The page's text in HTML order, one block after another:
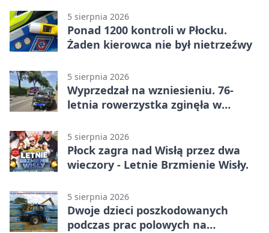
5 sierpnia 2026
Ponad 1200 kontroli w Płocku.
Żaden kierowca nie był nietrzeźwy
5 sierpnia 2026
Wyprzedzał na wzniesieniu. 76-
letnia rowerzystka zginęła w
5 sierpnia 2026
Płock zagra nad Wisłą przez dwa
wieczory - Letnie Brzmienie Wisły.
5 sierpnia 2026
Dwoje dzieci poszkodowanych
podczas prac polowych na